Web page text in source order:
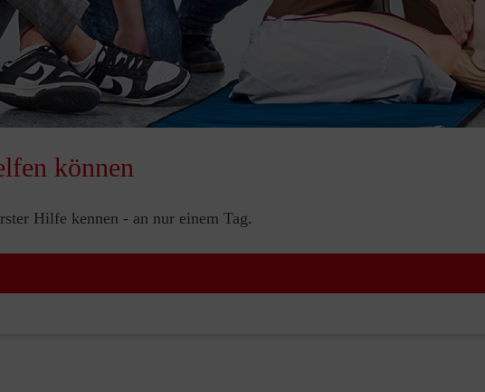
können
Hilfe kennen - an nur einem Tag.